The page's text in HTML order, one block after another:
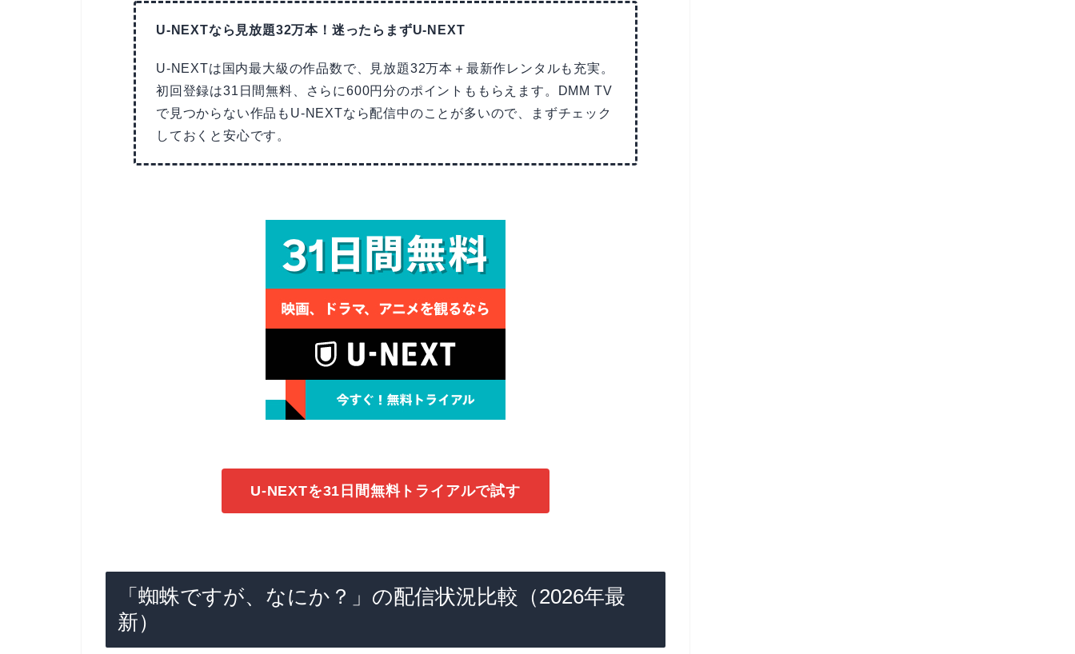
U-NEXTなら見放題32万本！迷ったらまずU-NEXT
U-NEXTは国内最大級の作品数で、見放題32万本＋最新作レンタルも充実。
初回登録は31日間無料、さらに600円分のポイントももらえます。DMM TV
で見つからない作品もU-NEXTなら配信中のことが多いので、まずチェック
しておくと安心です。
U-NEXTを31日間無料トライアルで試す
「蜘蛛ですが、なにか？」の配信状況比較（2026年最
新）